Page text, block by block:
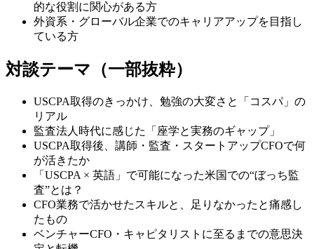
的な役割に関心がある方
外資系・グローバル企業でのキャリアアップを目指し
ている方
対談テーマ（一部抜粋）
USCPA取得のきっかけ、勉強の大変さと「コスパ」の
リアル
監査法人時代に感じた「座学と実務のギャップ」
USCPA取得後、講師・監査・スタートアップCFOで何
が活きたか
「USCPA × 英語」で可能になった米国での“ぼっち監
査”とは？
CFO業務で活かせたスキルと、足りなかったと痛感し
たもの
ベンチャーCFO・キャピタリストに至るまでの意思決